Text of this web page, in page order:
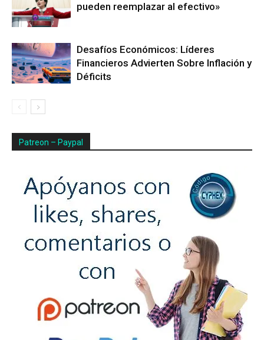
pueden reemplazar al efectivo»
Desafíos Económicos: Líderes
Financieros Advierten Sobre Inflación y
Déficits
Patreon – Paypal